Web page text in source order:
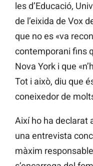
les d’Educació,
de l’eixida de Vox
que no es «va
contemporani fins
Nova York i que
Tot i això, diu que
coneixedor de
Així ho ha declarat
una entrevista
màxim